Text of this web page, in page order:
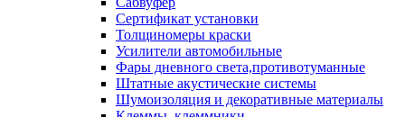
Сертификат установки
Толщиномеры краски
Усилители автомобильные
Фары дневного света,противотуманные
Штатные акустические системы
Шумоизоляция и декоративные материалы